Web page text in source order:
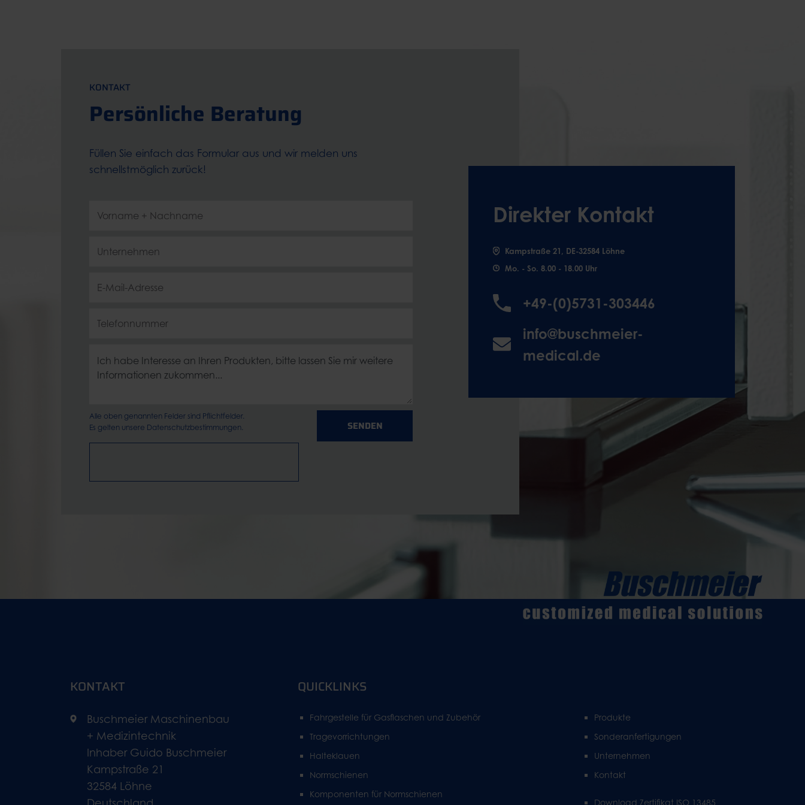
KONTAKT
Persönliche Beratung
Füllen Sie einfach das Formular aus und wir melden uns
schnellstmöglich zurück!
Alle oben genannten Felder sind Pflichtfelder.
Es gelten unsere Datenschutzbestimmungen. SENDEN
Direkter Kontakt
Kampstraße 21, DE-32584 Löhne
Mo. - So. 8.00 - 18.00 Uhr
+49-(0)5731-303446
info@buschmeier-
medical.de
KONTAKT
Buschmeier Maschinenbau
+ Medizintechnik
Inhaber Guido Buschmeier
Kampstraße 21
32584 Löhne
QUICKLINKS
Fahrgestelle für Gasflaschen und Zubehör
Tragevorrichtungen
Halteklauen
Normschienen
Komponenten für Normschienen
Produkte
Sonderanfertigungen
Unternehmen
Kontakt
Download Zertifikat ISO 13485